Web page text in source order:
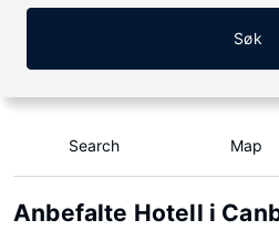
Søk
Search Map
Anbefalte Hotell i